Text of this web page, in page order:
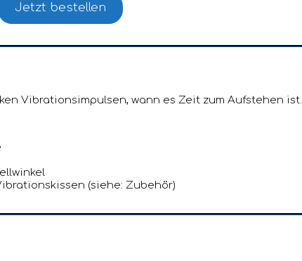
Jetzt bestellen
Vibrationsimpulsen, wann es Zeit zum Aufstehen ist.
(siehe: Zubehör)